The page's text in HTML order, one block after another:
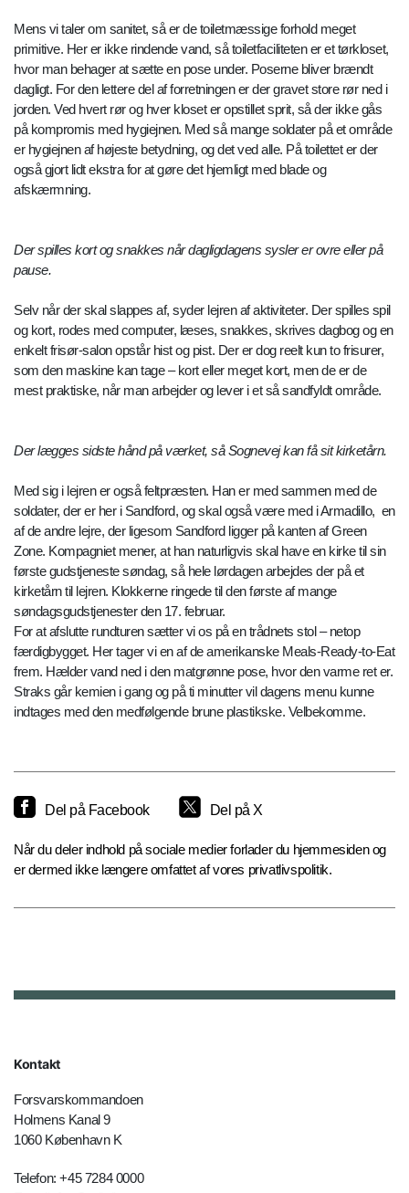
Mens vi taler om sanitet, så er de toiletmæssige forhold meget
primitive. Her er ikke rindende vand, så toiletfaciliteten er et tørkloset,
hvor man behager at sætte en pose under. Poserne bliver brændt
dagligt. For den lettere del af forretningen er der gravet store rør ned i
jorden. Ved hvert rør og hver kloset er opstillet sprit, så der ikke gås
på kompromis med hygiejnen. Med så mange soldater på et område
er hygiejnen af højeste betydning, og det ved alle. På toilettet er der
også gjort lidt ekstra for at gøre det hjemligt med blade og
afskærmning.
Der spilles kort og snakkes når dagligdagens sysler er ovre eller på
pause.
Selv når der skal slappes af, syder lejren af aktiviteter. Der spilles spil
og kort, rodes med computer, læses, snakkes, skrives dagbog og en
enkelt frisør-salon opstår hist og pist. Der er dog reelt kun to frisurer,
som den maskine kan tage – kort eller meget kort, men de er de
mest praktiske, når man arbejder og lever i et så sandfyldt område.
Der lægges sidste hånd på værket, så Sognevej kan få sit kirketårn.
Med sig i lejren er også feltpræsten. Han er med sammen med de
soldater, der er her i Sandford, og skal også være med i Armadillo, en
af de andre lejre, der ligesom Sandford ligger på kanten af Green
Zone. Kompagniet mener, at han naturligvis skal have en kirke til sin
første gudstjeneste søndag, så hele lørdagen arbejdes der på et
kirketårn til lejren. Klokkerne ringede til den første af mange
søndagsgudstjenester den 17. februar.
For at afslutte rundturen sætter vi os på en trådnets stol – netop
færdigbygget. Her tager vi en af de amerikanske Meals-Ready-to-Eat
frem. Hælder vand ned i den matgrønne pose, hvor den varme ret er.
Straks går kemien i gang og på ti minutter vil dagens menu kunne
indtages med den medfølgende brune plastikske. Velbekomme.
Del på Facebook Del på X
Når du deler indhold på sociale medier forlader du hjemmesiden og
er dermed ikke længere omfattet af vores privatlivspolitik.
Kontakt
Forsvarskommandoen
Holmens Kanal 9
1060 København K
Telefon: +45 7284 0000